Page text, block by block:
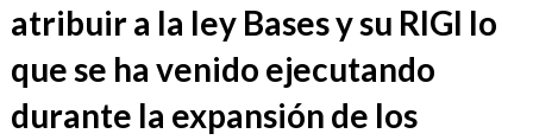
atribuir a la ley Bases y su RIGI lo
que se ha venido ejecutando
durante la expansión de los